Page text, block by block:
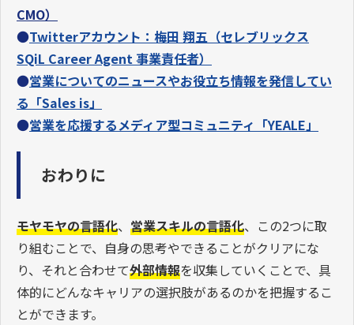
CMO）
●Twitterアカウント：梅田 翔五 （セレブリックス
SQiL Career Agent 事業責任者）
●営業についてのニュースやお役立ち情報を発信してい
る「Sales is」
●営業を応援するメディア型コミュニティ「YEALE」
おわりに
モヤモヤの言語化、 営業スキルの言語化、この2つに取
り組むことで、自身の思考やできることがクリアにな
り、それと合わせて外部情報を収集していくことで、具
体的にどんなキャリアの選択肢があるのかを把握するこ
とができます。